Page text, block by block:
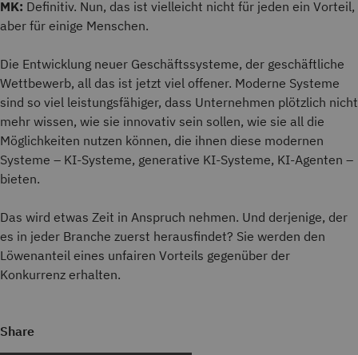
MK: Definitiv. Nun, das ist vielleicht nicht für jeden ein Vorteil,
aber für einige Menschen.
Die Entwicklung neuer Geschäftssysteme, der geschäftliche
Wettbewerb, all das ist jetzt viel offener. Moderne Systeme
sind so viel leistungsfähiger, dass Unternehmen plötzlich nicht
mehr wissen, wie sie innovativ sein sollen, wie sie all die
Möglichkeiten nutzen können, die ihnen diese modernen
Systeme – KI-Systeme, generative KI-Systeme, KI-Agenten –
bieten.
Das wird etwas Zeit in Anspruch nehmen. Und derjenige, der
es in jeder Branche zuerst herausfindet? Sie werden den
Löwenanteil eines unfairen Vorteils gegenüber der
Konkurrenz erhalten.
Share